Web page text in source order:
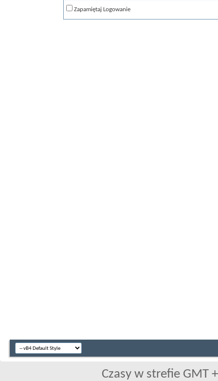
Zapamiętaj Logowanie
Czasy w strefie GMT